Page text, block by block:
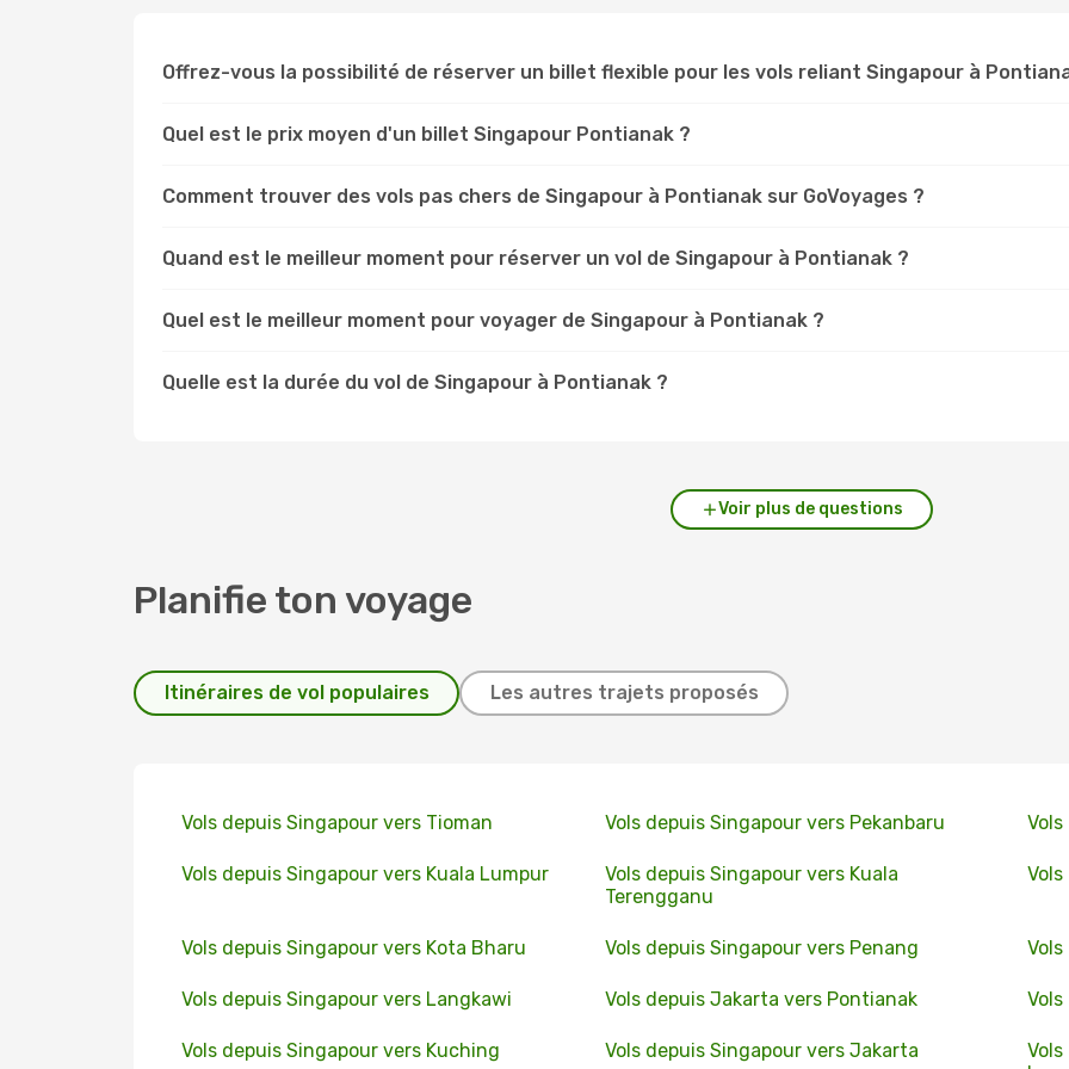
Offrez-vous la possibilité de réserver un billet flexible pour les vols reliant Singapour à
Quel est le prix moyen d'un billet Singapour Pontianak ?
Comment trouver des vols pas chers de Singapour à Pontianak sur GoVoyages ?
Quand est le meilleur moment pour réserver un vol de Singapour à Pontianak ?
Quel est le meilleur moment pour voyager de Singapour à Pontianak ?
Quelle est la durée du vol de Singapour à Pontianak ?
Voir plus de questions
Planifie ton voyage
Itinéraires de vol populaires Les autres trajets proposés
Vols depuis Singapour vers Tioman Vols depuis Singapour vers Pekanbaru
Vols depuis Singapour vers Kuala Lumpur
Vols depuis Singapour vers Kuala
Terengganu
Vols depuis Singapour vers Kota Bharu Vols depuis Singapour vers Penang
Vols depuis Singapour vers Langkawi Vols depuis Jakarta vers Pontianak
Vols depuis Singapour vers Kuching Vols depuis Singapour vers Jakarta